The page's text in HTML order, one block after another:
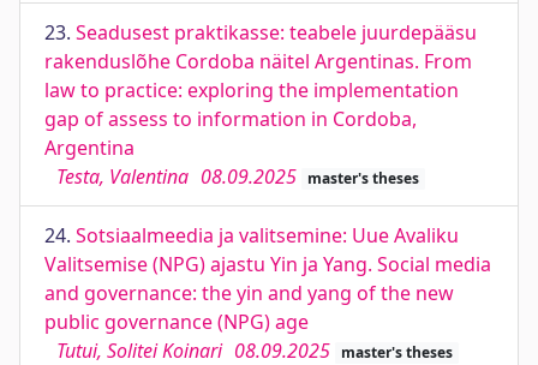
23. Seadusest praktikasse: teabele juurdepääsu
rakenduslõhe Cordoba näitel Argentinas. From
law to practice: exploring the implementation
gap of assess to information in Cordoba,
Argentina
Testa, Valentina 08.09.2025 master's theses
24. Sotsiaalmeedia ja valitsemine: Uue Avaliku
Valitsemise (NPG) ajastu Yin ja Yang. Social media
and governance: the yin and yang of the new
public governance (NPG) age
Tutui, Solitei Koinari 08.09.2025 master's theses